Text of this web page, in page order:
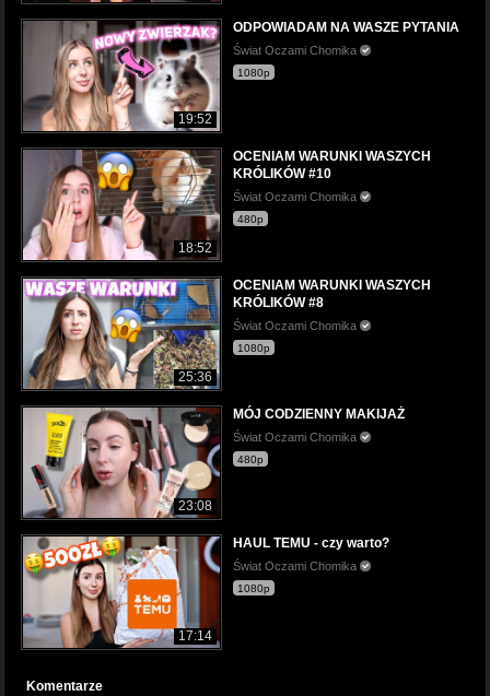
19:52
ODPOWIADAM NA WASZE PYTANIA
Świat Oczami Chomika
1080p
18:52
OCENIAM WARUNKI WASZYCH
KRÓLIKÓW #10
Świat Oczami Chomika
480p
25:36
OCENIAM WARUNKI WASZYCH
KRÓLIKÓW #8
Świat Oczami Chomika
1080p
23:08
MÓJ CODZIENNY MAKIJAŻ
Świat Oczami Chomika
480p
17:14
HAUL TEMU - czy warto?
Świat Oczami Chomika
1080p
Komentarze